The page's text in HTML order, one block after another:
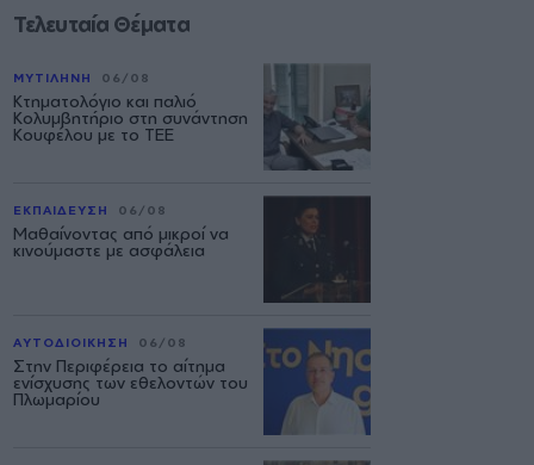
Τελευταία Θέματα
ΜΥΤΙΛΗΝΗ 06/08
Κτηματολόγιο και παλιό
Κολυμβητήριο στη συνάντηση
Κουφέλου με το ΤΕΕ
ΕΚΠΑΙΔΕΥΣΗ 06/08
Μαθαίνοντας από μικροί να
κινούμαστε με ασφάλεια
ΑΥΤΟΔΙΟΙΚΗΣΗ 06/08
Στην Περιφέρεια το αίτημα
ενίσχυσης των εθελοντών του
Πλωμαρίου